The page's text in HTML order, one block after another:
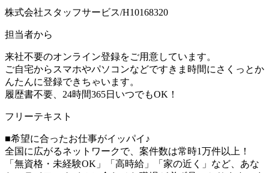
株式会社スタッフサービス/H10168320
担当者から
来社不要のオンライン登録をご用意しています。
ご自宅からスマホやパソコンなどですきま時間にさくっとか
んたんに登録できちゃいます。
履歴書不要、24時間365日いつでもOK！
フリーテキスト
■希望に合ったお仕事がイッパイ♪
全国に広がるネットワークで、案件数は常時1万件以上！
「無資格・未経験OK」「高時給」「家の近く」など、あな